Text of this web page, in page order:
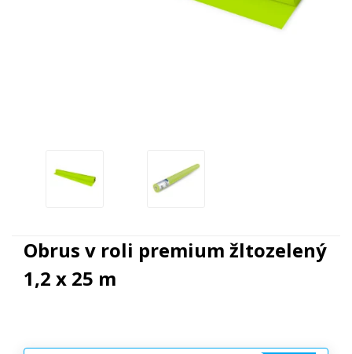
Obrus v roli premium žltozelený
1,2 x 25 m